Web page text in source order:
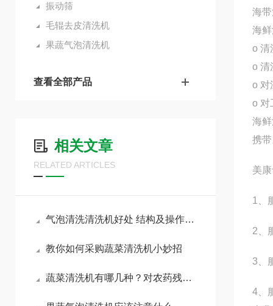
振动筛
毛辊去皮清洗机
果蔬气泡清洗机
查看全部产品
相关文章
RELATED ARTICLES
气泡清洗清洗机好处 结构及操作步骤
教你如何采购蔬菜清洗机小妙招
蔬菜清洗机有哪几种？对农药残留有没有作用？
海
海
o 清
o 清
o 对
o 对
海
携
美
1、
2、
3、
4、